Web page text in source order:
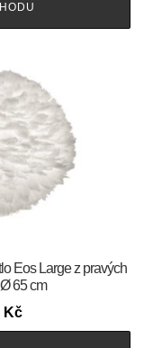
Eos Large z pravých
65 cm
Kč